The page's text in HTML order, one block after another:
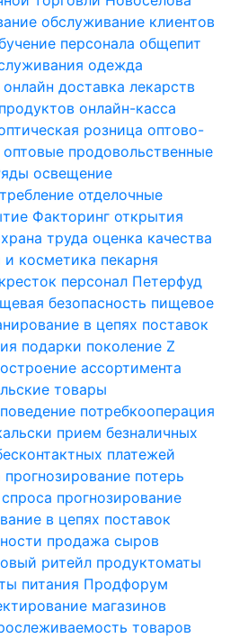
обслуживание клиентов
персонала общепит
одежда
онлайн доставка лекарств
онлайн-касса
розница оптово-
оптовые продовольственные
освещение
отделочные
Факторинг открытия
труда оценка качества
косметика пекарня
персонал Петерфуд
безопасность пищевое
в цепях поставок
подарки поколение Z
ассортимента
товары
потребкооперация
прием безналичных
платежей
прогнозирование потерь
прогнозирование
в цепях поставок
продажа сыров
ритейл продуктоматы
питания Продфорум
магазинов
товаров